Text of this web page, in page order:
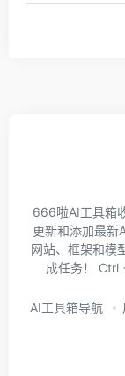
666啦AI工具箱
更新和添加最新
网站、框架和模
成任务！ Ctrl
AI工具箱导航